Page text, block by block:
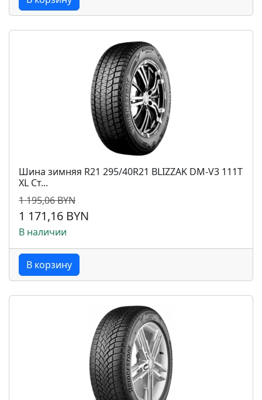
Шина зимняя R21 295/40R21 BLIZZAK DM-V3 111T
XL Ст...
1 195,06 BYN
1 171,16 BYN
В наличии
В корзину